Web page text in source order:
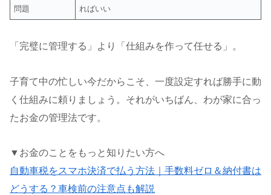
問題
ればいい
「完璧に管理する」より「仕組みを作って任せる」。
子育て中の忙しい今だからこそ、一度設定すれば勝手に動
く仕組みに頼りましょう。それがいちばん、わが家に合っ
たお金の管理法です。
▼お金のことをもっと知りたい方へ
自動車税をスマホ決済で払う方法｜手数料ゼロ＆納付書は
どうする？車検前の注意点も解説